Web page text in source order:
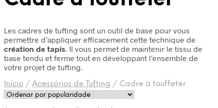
Les cadres de tufting sont un outil de base pour vous
permettre d’appliquer efficacement cette technique de
création de tapis. Il vous permet de maintenir le tissu de
base tendu et ferme tout en développant l’ensemble de
votre projet de tufting.
Início / Acessórios de Tufting / Cadre à touffeter